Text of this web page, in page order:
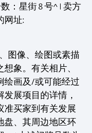
：星街 8 号^ | 卖方
网址:
图像、绘图或素描
象。有关相片、
绘画及/或可能经过
展项目的详情，
准买家到有关发展
盘、其周边地区环